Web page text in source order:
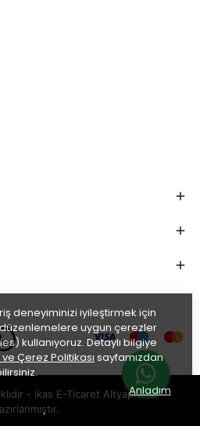
deneyiminizi iyileştirmek için
uygun çerezler
kullanıyoruz. Detaylı bilgiye
ve Çerez Politikası sayfamızdan
Anladım
- ikas E-Ticaret Altyapısı ile